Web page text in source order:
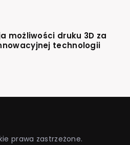
możliwości druku 3D za
technologii
prawa zastrzeżone.